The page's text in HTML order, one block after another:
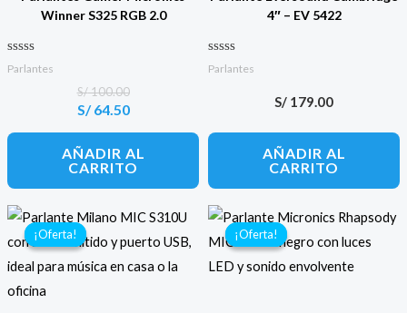
Winner S325 RGB 2.0
Valorado con
Parlantes
S/100.00
El
precio
original
era:
S/ 100.00.
S/64.50
El
precio
actual
es:
S/ 64.50.
AÑADIR AL
CARRITO
4″ – EV 5422
Valorado con
Parlantes
S/ 179.00
AÑADIR AL
CARRITO
¡Oferta!
¡Oferta! ¡Oferta!
¡Oferta!